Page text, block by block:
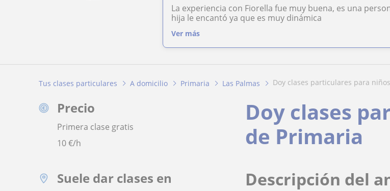
La experiencia con Fiorella fue muy buena, es una
hija le encantó ya que es muy dinámica
Ver más
Tus clases particulares A domicilio Primaria Las Palmas doy clases particulares para
Precio
Primera clase gratis
10€/h
Suele dar clases en
Doy clases
de Primaria
Descripción del